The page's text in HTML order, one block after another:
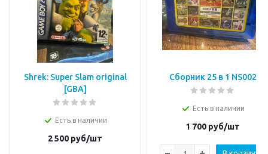
Shrek: Super Slam original
[GBA]
Есть в наличии
2 500 руб/шт
Сборник 25 в 1 NS002
Есть в наличии
1 700 руб/шт